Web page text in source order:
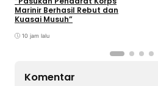
Marinir Berhasil Rebut dan
Kuasai Musuh”
10 jam lalu
Komentar